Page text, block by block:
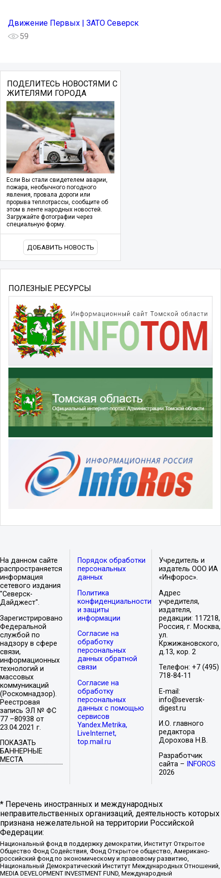
Движение Первых | ЗАТО Северск
59
ПОДЕЛИТЕСЬ НОВОСТЯМИ С
ЖИТЕЛЯМИ ГОРОДА
Если Вы стали свидетелем аварии,
пожара, необычного погодного
явления, провала дороги или
прорыва теплотрассы, сообщите об
этом в ленте народных новостей.
Загружайте фотографии через
специальную форму.
ДОБАВИТЬ НОВОСТЬ
ПОЛЕЗНЫЕ РЕСУРСЫ
На данном сайте
распространяется
информация
сетевого издания
"Северск-
Дайджест".
Зарегистрировано
Федеральной
службой по
надзору в сфере
связи,
информационных
технологий и
массовых
коммуникаций
(Роскомнадзор).
Реестровая
запись ЭЛ № ФС
77 –80938 от
23.04.2021 г.
ПОКАЗАТЬ
БАННЕРНЫЕ
МЕСТА
Порядок обработки
персональных
данных
Политика
конфиденциальности
и защиты
информации
Согласие на
обработку
персональных
данных обратной
связи
Согласие на
обработку
персональных
данных с помощью
сервисов
Yandex.Metrika,
LiveInternet,
top.mail.ru
Учредитель и
издатель ООО ИА
«Инфорос».
Адрес
учредителя,
издателя,
редакции: 117218,
Россия, г. Москва,
ул.
Кржижановского,
д.13, кор. 2
Телефон: +7 (495)
718-84-11
E-mail:
info@seversk-
digest.ru
И.О. главного
редактора
Дорохова Н.В.
Разработчик
сайта –
INFOROS
2026
* Перечень иностранных и международных
неправительственных организаций, деятельность которых
признана нежелательной на территории Российской
Федерации:
Национальный фонд в поддержку демократии, Институт Открытое
Общество Фонд Содействия, Фонд Открытое общество, Американо-
российский фонд по экономическому и правовому развитию,
Национальный Демократический Институт Международных Отношений,
MEDIA DEVELOPMENT INVESTMENT FUND, Международный